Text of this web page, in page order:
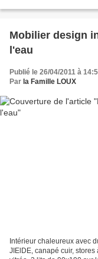
Mobilier design
l'eau
Publié le 26/04/2011 à
Par la Famille LOUX
Intérieur chaleureux avec
JIElDE, canapé cuir,